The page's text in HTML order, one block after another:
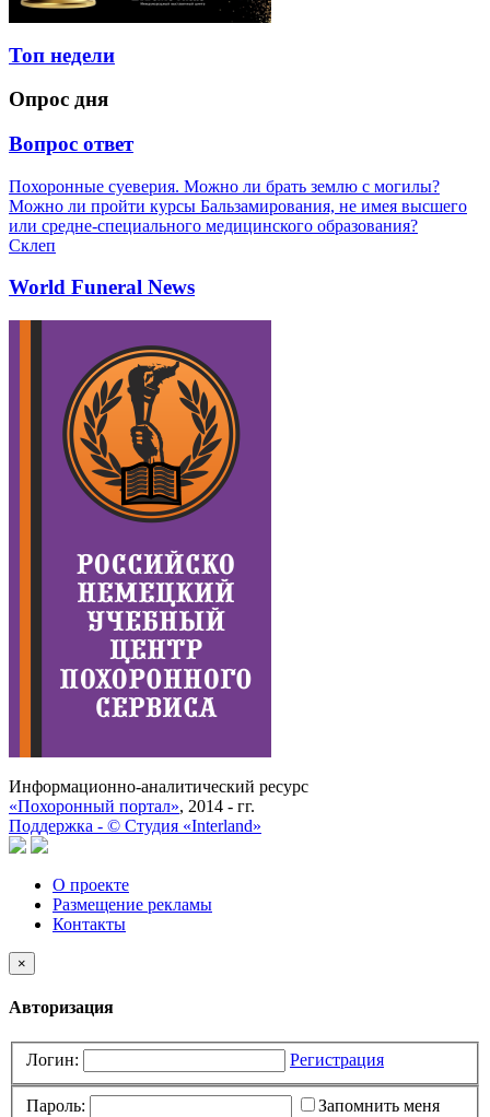
Топ недели
Опрос дня
Вопрос ответ
Похоронные суеверия. Можно ли брать землю с могилы?
Можно ли пройти курсы Бальзамирования, не имея высшего
или средне-специального медицинского образования?
Склеп
World Funeral News
Информационно-аналитический ресурс
«Похоронный портал», 2014 - гг.
Поддержка - © Cтудия «Interland»
О проекте
Размещение рекламы
Контакты
×
Авторизация
Логин: Регистрация
Пароль: Запомнить меня